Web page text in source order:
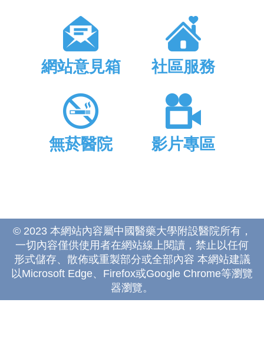
網站意見箱 社區服務
無菸醫院 影片專區
© 2023 本網站內容屬中國醫藥大學附設醫院所有，
一切內容僅供使用者在網站線上閱讀，禁止以任何
形式儲存、散佈或重製部分或全部內容 本網站建議
以Microsoft Edge、Firefox或Google Chrome等瀏覽
器瀏覽。